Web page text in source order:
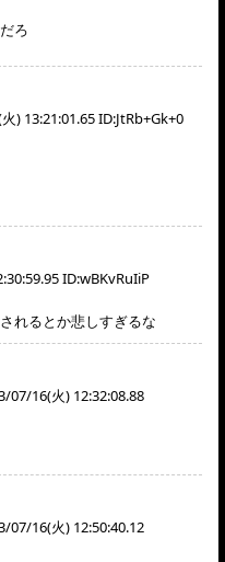
ろ
) 13:21:01.65 ID:JtRb+Gk+0
ID:wBKvRuIiP
れるとか悲しすぎるな
07/16(火) 12:32:08.88
07/16(火) 12:50:40.12